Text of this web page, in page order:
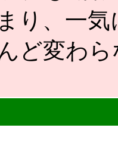
り、一
ど変わ